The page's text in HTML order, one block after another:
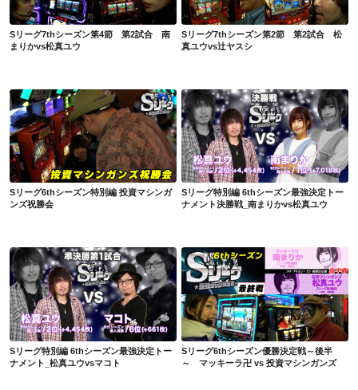
Sリーグ7thシーズン第4節 第2試合 南
まりかvs松真ユウ
Sリーグ7thシーズン第2節 第2試合 松
真ユウvs辻ヤスシ
Sリーグ6thシーズン特別編 投資マシンガンズ祝勝会
Sリーグ6thシーズン特別編 投資マシンガ
ンズ祝勝会
Sリーグ特別編 6thシーズン最強決定トーナメント決勝戦_南まりかvs松真ユウ
Sリーグ特別編 6thシーズン最強決定トー
ナメント決勝戦_南まりかvs松真ユウ
Sリーグ特別編 6thシーズン最強決定トーナメント_松真ユウvsマコト
Sリーグ特別編 6thシーズン最強決定トー
ナメント_松真ユウvsマコト
Sリーグ6thシーズン優勝決定戦～後半～ マッキーラ卍 vs 投資マシンガンズ
Sリーグ6thシーズン優勝決定戦～後半
～ マッキーラ卍 vs 投資マシンガンズ